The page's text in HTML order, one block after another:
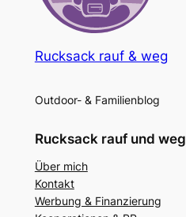
Rucksack rauf & weg
Outdoor- & Familienblog
Rucksack rauf und weg
Über mich
Kontakt
Werbung & Finanzierung